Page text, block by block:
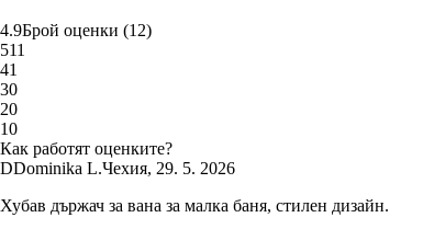
4.9Брой оценки (12)
511
41
30
20
10
Как работят оценките?
DDominika L.Чехия, 29. 5. 2026
Хубав държач за вана за малка баня, стилен дизайн.